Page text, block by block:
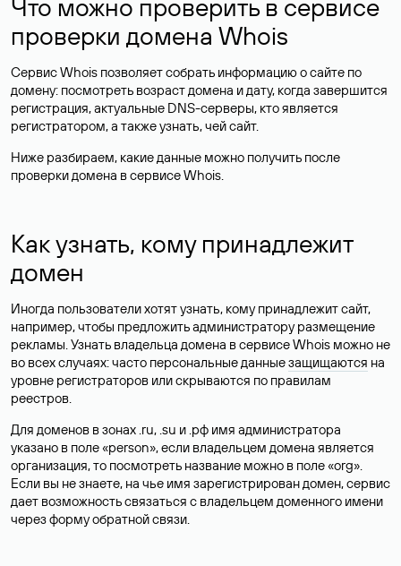
Что можно проверить в сервисе
проверки домена Whois
Сервис Whois позволяет собрать информацию о сайте по
домену: посмотреть возраст домена и дату, когда завершится
регистрация, актуальные DNS-серверы, кто является
регистратором, а также узнать, чей сайт.
Ниже разбираем, какие данные можно получить после
проверки домена в сервисе Whois.
Как узнать, кому принадлежит
домен
Иногда пользователи хотят узнать, кому принадлежит сайт,
например, чтобы предложить администратору размещение
рекламы. Узнать владельца домена в сервисе Whois можно не
во всех случаях: часто персональные данныезащищаются на
уровне регистраторов или скрываются по правилам
реестров.
Для доменов в зонах .ru, .su и .рф имя администратора
указано в поле «person», если владельцем домена является
организация, то посмотреть название можно в поле «org».
Если вы не знаете, на чье имя зарегистрирован домен, сервис
дает возможность связаться с владельцем доменного имени
через форму обратной связи.